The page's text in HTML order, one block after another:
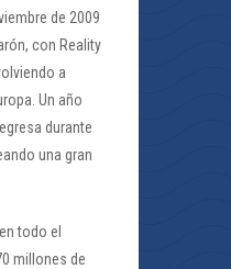
de 2009
con Reality
a
Un año
durante
una gran
todo el
millones de